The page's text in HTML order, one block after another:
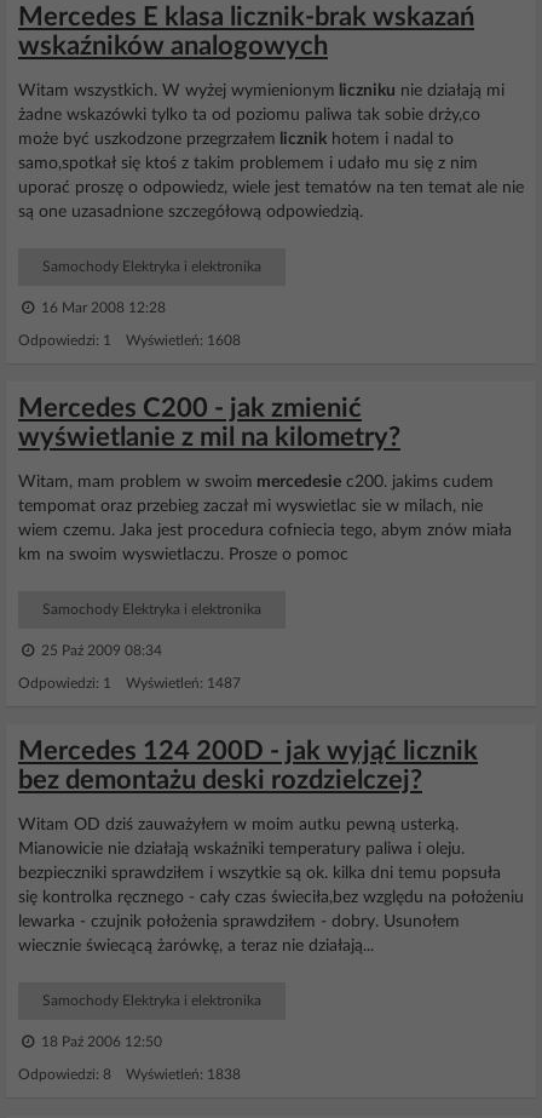
Mercedes E klasa licznik-brak wskazań
wskaźników analogowych
Witam wszystkich. W wyżej wymienionym liczniku nie działają mi
żadne wskazówki tylko ta od poziomu paliwa tak sobie drży,co
może być uszkodzone przegrzałem licznik hotem i nadal to
samo,spotkał się ktoś z takim problemem i udało mu się z nim
uporać proszę o odpowiedz, wiele jest tematów na ten temat ale nie
są one uzasadnione szczegółową odpowiedzią.
Samochody Elektryka i elektronika
16 Mar 2008 12:28
Odpowiedzi: 1 Wyświetleń: 1608
Mercedes C200 - jak zmienić
wyświetlanie z mil na kilometry?
Witam, mam problem w swoim mercedesie c200. jakims cudem
tempomat oraz przebieg zaczał mi wyswietlac sie w milach, nie
wiem czemu. Jaka jest procedura cofniecia tego, abym znów miała
km na swoim wyswietlaczu. Prosze o pomoc
Samochody Elektryka i elektronika
25 Paź 2009 08:34
Odpowiedzi: 1 Wyświetleń: 1487
Mercedes 124 200D - jak wyjąć licznik
bez demontażu deski rozdzielczej?
Witam OD dziś zauważyłem w moim autku pewną usterką.
Mianowicie nie działają wskaźniki temperatury paliwa i oleju.
bezpieczniki sprawdziłem i wszytkie są ok. kilka dni temu popsuła
się kontrolka ręcznego - cały czas świeciła,bez względu na położeniu
lewarka - czujnik położenia sprawdziłem - dobry. Usunołem
wiecznie świecącą żarówkę, a teraz nie działają...
Samochody Elektryka i elektronika
18 Paź 2006 12:50
Odpowiedzi: 8 Wyświetleń: 1838